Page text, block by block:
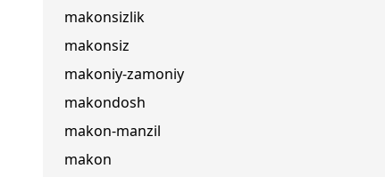
makonsizlik
makonsiz
makoniy-zamoniy
makondosh
makon-manzil
makon